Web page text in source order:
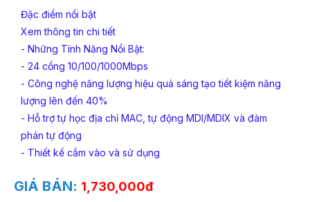
Đặc điểm nổi bật
Xem thông tin chi tiết
- Những Tính Năng Nổi Bật:
- 24 cổng 10/100/1000Mbps
- Công nghệ năng lượng hiệu quả sáng tạo tiết kiệm năng
lượng lên đến 40%
- Hỗ trợ tự học địa chỉ MAC, tự động MDI/MDIX và đàm
phán tự động
- Thiết kế cắm vào và sử dụng
GIÁ BÁN: 1,730,000đ